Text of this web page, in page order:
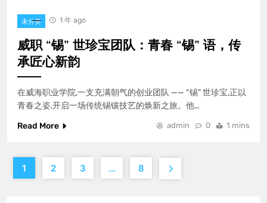
未分类 1 年 ago
威职 “锡” 世珍宝团队：青春 “锡” 语，传
承匠心新韵
在威海职业学院,一支充满朝气的创业团队 —— “锡” 世珍宝,正以
青春之姿,开启一场传统锡镶技艺的焕新之旅。他…
Read More
admin 0 1 mins
1 2 3 … 8